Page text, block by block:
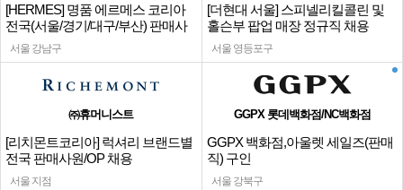
[HERMES] 명품 에르메스 코리아
전국(서울/경기/대구/부산) 판매사
원
서울 강남구
[더현대 서울] 스피넬리킬콜린 및
홀슨부 팝업 매장 정규직 채용
서울 영등포구
㈜휴머니스트
[리치몬트코리아] 럭셔리 브랜드별
전국 판매사원/OP 채용
서울 지점
GGPX 롯데백화점/NC백화점
GGPX 백화점,아울렛 세일즈(판매
직) 구인
서울 강북구